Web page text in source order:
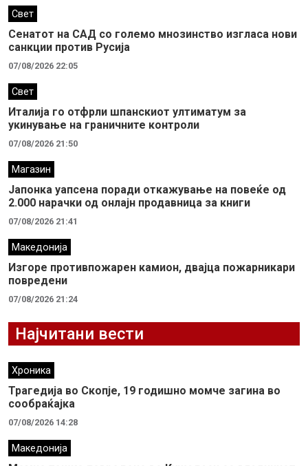
Свет
Сенатот на САД со големо мнозинство изгласа нови
санкции против Русија
07/08/2026 22:05
Свет
Италија го отфрли шпанскиот ултиматум за
укинување на граничните контроли
07/08/2026 21:50
Магазин
Јапонка уапсена поради откажување на повеќе од
2.000 нарачки од онлајн продавница за книги
07/08/2026 21:41
Македонија
Изгоре противпожарен камион, двајца пожарникари
повредени
07/08/2026 21:24
Најчитани вести
Хроника
Трагедија во Скопје, 19 годишно момче загина во
сообраќајка
07/08/2026 14:28
Македонија